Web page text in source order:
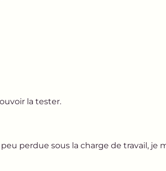
la tester.
perdue sous la charge de travail, je